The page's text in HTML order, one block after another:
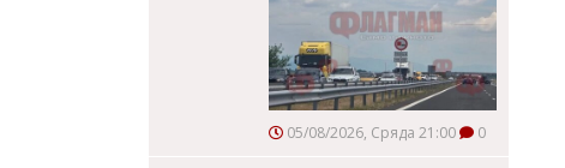
05/08/2026, Сряда 21:00 0